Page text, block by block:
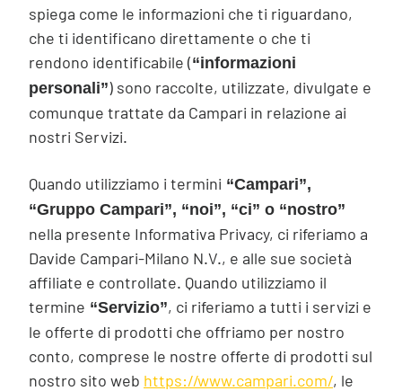
Crodino Arancia Rossa
spiega come le informazioni che ti riguardano,
che ti identificano direttamente o che ti
rendono identificabile (“informazioni
personali”) sono raccolte, utilizzate, divulgate e
comunque trattate da Campari in relazione ai
nostri Servizi.
Quando utilizziamo i termini “Campari”,
“Gruppo Campari”, “noi”, “ci” o “nostro”
nella presente Informativa Privacy, ci riferiamo a
Davide Campari-Milano N.V., e alle sue società
affiliate e controllate. Quando utilizziamo il
termine “Servizio”, ci riferiamo a tutti i servizi e
le offerte di prodotti che offriamo per nostro
conto, comprese le nostre offerte di prodotti sul
nostro sito web https://www.campari.com/, le